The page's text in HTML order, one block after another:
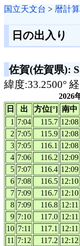
国立天文台 > 暦計
日の出入り
佐賀(佐賀県):
緯度:33.2500°
2026
日
出 方位[°] 南中
1 7:04 115.7 12:08
2 7:05 115.9 12:08
3 7:05 116.1 12:08
4 7:06 116.2 12:09
5 7:07 116.4 12:09
6 7:08 116.5 12:10
7 7:09 116.7 12:10
8 7:09 116.8 12:11
9 7:10 117.0 12:11
10 7:11 117.1 12:11
11 7:12 117.2 12:12